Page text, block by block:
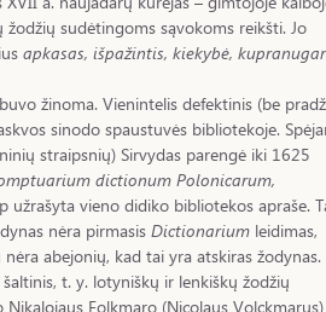
sudėtingoms sąvokoms reikšti. Jo
apkasas, išpažintis, kiekybė,
žinoma. Vienintelis defektinis (be
sinodo spaustuvės bibliotekoje.
straipsnių) Sirvydas parengė iki 1625
dictionum Polonicarum,
užrašyta vieno didiko bibliotekos apraše.
nėra pirmasis Dictionarium leidimas,
abejonių, kad tai yra atskiras žodynas.
t. y. lotyniškų ir lenkiškų žodžių
Folkmaro (Nicolaus Volckmarus)